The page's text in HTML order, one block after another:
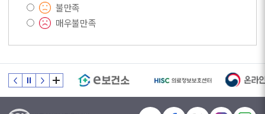
불만족
매우불만족